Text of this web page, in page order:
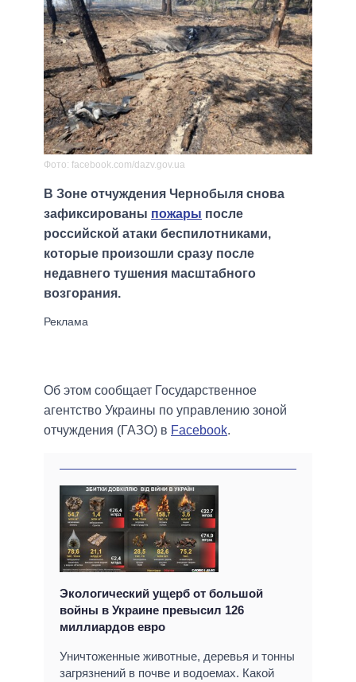
Фото: facebook.com/dazv.gov.ua
В Зоне отчуждения Чернобыля снова
зафиксированы пожары после
российской атаки беспилотниками,
которые произошли сразу после
недавнего тушения масштабного
возгорания.
Об этом сообщает Государственное
агентство Украины по управлению зоной
отчуждения (ГАЗО) в Facebook.
Экологический ущерб от большой
войны в Украине превысил 126
миллиардов евро
Уничтоженные животные, деревья и тонны
загрязнений в почве и водоемах. Какой